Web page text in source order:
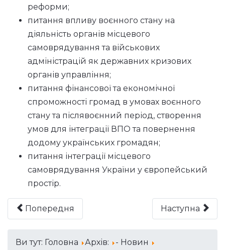
реформи;
питання впливу воєнного стану на
діяльність органів місцевого
самоврядування та військових
адміністрацій як державних кризових
органів управління;
питання фінансової та економічної
спроможності громад в умовах воєнного
стану та післявоєнний період, створення
умов для інтеграції ВПО та повернення
додому українських громадян;
питання інтеграції місцевого
самоврядування України у європейський
простір.
Попередня Наступна
Ви тут: Головна Архів:
- Новин